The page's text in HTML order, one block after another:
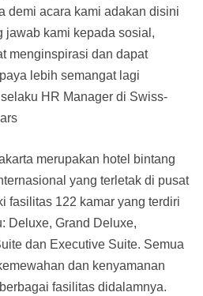
demi acara kami adakan disini
jawab kami kepada sosial,
menginspirasi dan dapat
lebih semangat lagi
HR Manager di Swiss-
ars
merupakan hotel bintang
yang terletak di pusat
fasilitas 122 kamar yang terdiri
Deluxe, Grand Deluxe,
dan Executive Suite. Semua
dan kenyamanan
fasilitas didalamnya.